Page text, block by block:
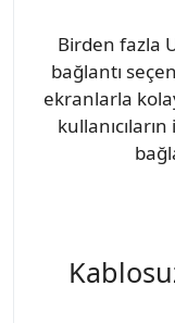
Birden fazla
bağlantı
ekranlarla